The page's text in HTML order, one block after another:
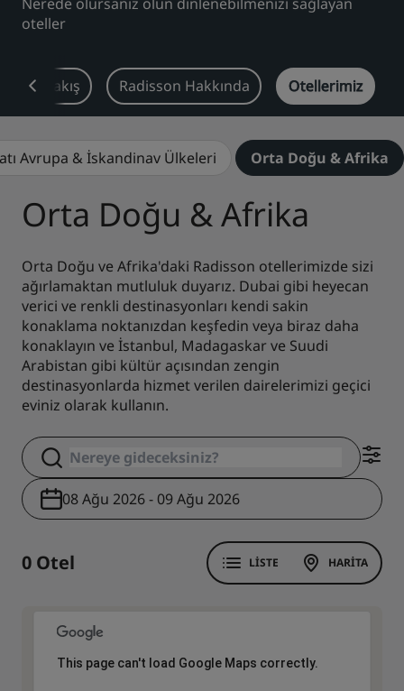
Park Plaza
Prize by Radisson Country Inn & Suites
Çin'deki Bağlı Markalar
J. Jin Jiang
Kunlun Golden Tulip
Blogumuzu ziyaret edin
oteller
Genel Bakış Radisson Hakkında Otellerimiz
Avrupa & İskandinav Ülkeleri Orta Doğu & Afrika
Orta Doğu & Afrika
Orta Doğu ve Afrika'daki Radisson otellerimizde sizi
ağırlamaktan mutluluk duyarız. Dubai gibi heyecan
verici ve renkli destinasyonları kendi sakin
konaklama noktanızdan keşfedin veya biraz daha
konaklayın ve İstanbul, Madagaskar ve Suudi
Arabistan gibi kültür açısından zengin
destinasyonlarda hizmet verilen dairelerimizi geçici
eviniz olarak kullanın.
08 Ağu 2026 - 09 Ağu 2026
0 Otel LISTE HARITA
This page can't load Google Maps correctly.